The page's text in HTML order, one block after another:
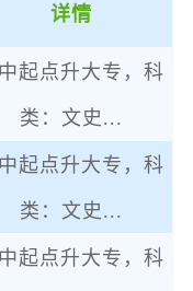
详情
起点升大专，科
类：文史 ...
起点升大专，科
类：文史 ...
起点升大专，科